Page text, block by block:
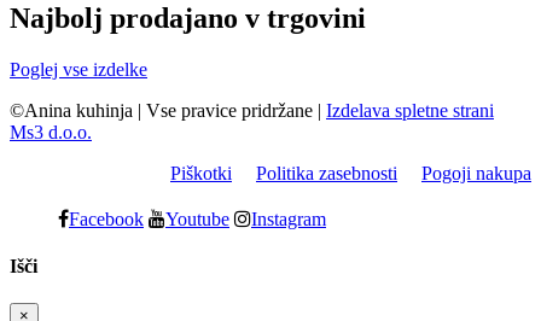
Najbolj prodajano v trgovini
Poglej vse izdelke
©Anina kuhinja | Vse pravice pridržane | Izdelava spletne strani
Ms3 d.o.o.
Piškotki
Politika zasebnosti Pogoji nakupa
Facebook Youtube Instagram
Išči
×